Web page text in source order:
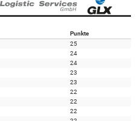
Punkte
25
24
24
23
23
22
22
22